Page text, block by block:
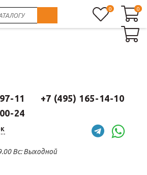
11
+7 (495) 165-14-10
24
Вс: Выходной
0 0
0